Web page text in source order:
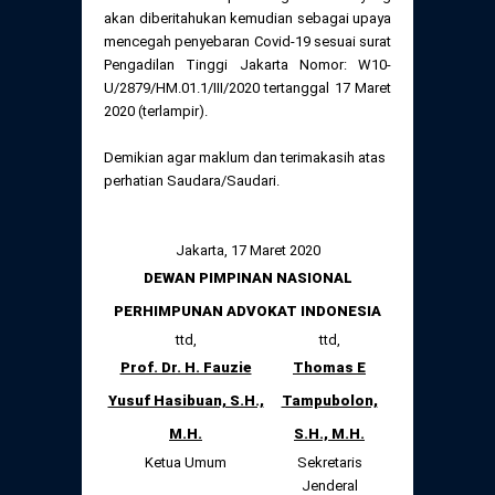
Perubahan Peraturan Perpindahan Domisili
Anggota
Daftar Perkara Dewan Kehormatan Pusat
Daftar Perkara Dewan Kehormatan Daerah
akan diberitahukan kemudian sebagai upaya
mencegah penyebaran Covid-19 sesuai surat
Pengadilan Tinggi Jakarta Nomor: W10-
U/2879/HM.01.1/III/2020 tertanggal 17 Maret
2020 (terlampir).
Demikian agar maklum dan terimakasih atas
perhatian Saudara/Saudari.
Jakarta, 17 Maret 2020
DEWAN PIMPINAN NASIONAL
PERHIMPUNAN ADVOKAT INDONESIA
ttd,
ttd,
Prof. Dr. H. Fauzie
Yusuf Hasibuan, S.H.,
M.H.
Thomas E
Tampubolon,
S.H., M.H.
Ketua Umum
Sekretaris
Jenderal